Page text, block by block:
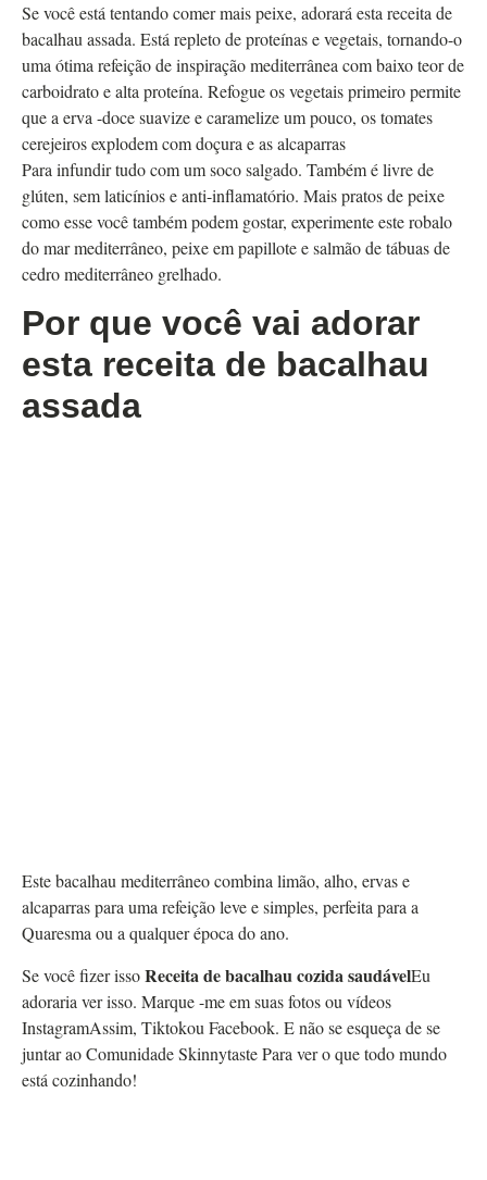
Se você está tentando comer mais peixe, adorará esta receita de
bacalhau assada. Está repleto de proteínas e vegetais, tornando-o
uma ótima refeição de inspiração mediterrânea com baixo teor de
carboidrato e alta proteína. Refogue os vegetais primeiro permite
que a erva -doce suavize e caramelize um pouco, os tomates
cerejeiros explodem com doçura e as alcaparras
Para infundir tudo com um soco salgado. Também é livre de
glúten, sem laticínios e anti-inflamatório. Mais pratos de peixe
como esse você também podem gostar, experimente este robalo
do mar mediterrâneo, peixe em papillote e salmão de tábuas de
cedro mediterrâneo grelhado.
Por que você vai adorar
esta receita de bacalhau
assada
Este bacalhau mediterrâneo combina limão, alho, ervas e
alcaparras para uma refeição leve e simples, perfeita para a
Quaresma ou a qualquer época do ano.
Se você fizer issoReceita de bacalhau cozida saudávelEu
adoraria ver isso. Marque -me em suas fotos ou vídeos
InstagramAssim, Tiktokou Facebook. E não se esqueça de se
juntar aoComunidade SkinnytastePara ver o que todo mundo
está cozinhando!